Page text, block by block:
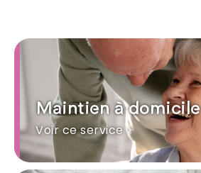
Maintien à domicile
Voir ce service >